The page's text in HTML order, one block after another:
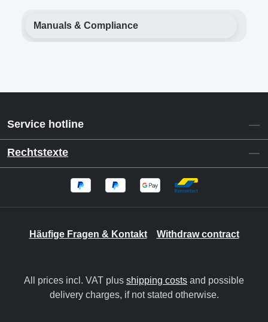
Manuals & Compliance
Service hotline
Rechtstexte
Häufige Fragen & Kontakt Withdraw contract
All prices incl. VAT plus shipping costs and possible
delivery charges, if not stated otherwise.